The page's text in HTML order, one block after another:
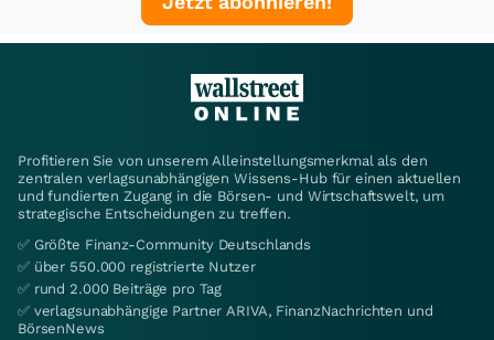
Profitieren Sie von unserem Alleinstellungsmerkmal als den
zentralen verlagsunabhängigen Wissens-Hub für einen aktuellen
und fundierten Zugang in die Börsen- und Wirtschaftswelt, um
strategische Entscheidungen zu treffen.
✅ Größte Finanz-Community Deutschlands
✅ über 550.000 registrierte Nutzer
✅ rund 2.000 Beiträge pro Tag
✅ verlagsunabhängige Partner ARIVA, FinanzNachrichten und
BörsenNews